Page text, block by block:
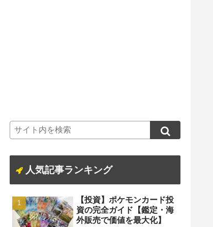
人気記事ランキング
【投資】ポケモンカード投
資の完全ガイド【鑑定・海
外販売で価値を最大化】